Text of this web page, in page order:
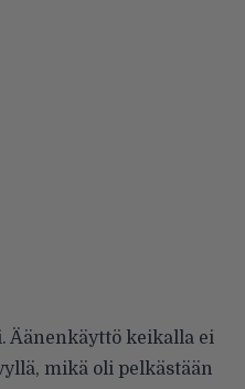
Äänenkäyttö keikalla ei
mikä oli pelkästään